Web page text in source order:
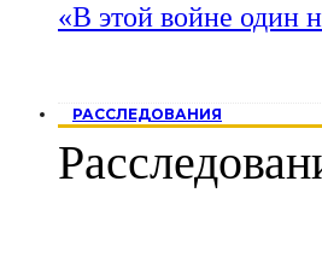
«В этой войне один
РАССЛЕДОВАНИЯ